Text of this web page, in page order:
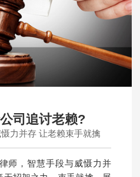
司追讨老赖?
力并存 让老赖束手就擒
师，智慧手段与威慑力并